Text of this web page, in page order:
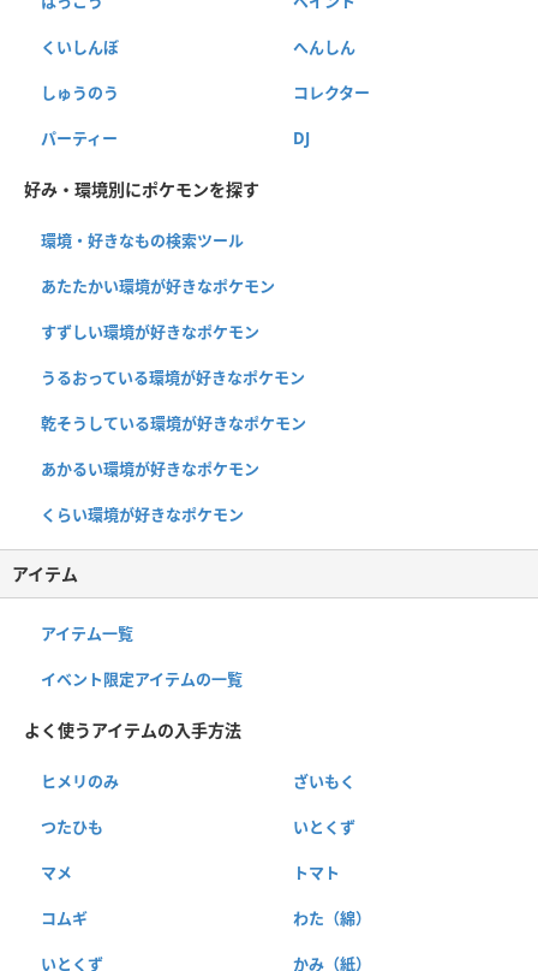
くいしんぼ へんしん
しゅうのう コレクター
パーティー DJ
好み・環境別にポケモンを探す
環境・好きなもの検索ツール
あたたかい環境が好きなポケモン
すずしい環境が好きなポケモン
うるおっている環境が好きなポケモン
乾そうしている環境が好きなポケモン
あかるい環境が好きなポケモン
くらい環境が好きなポケモン
アイテム
アイテム一覧
イベント限定アイテムの一覧
よく使うアイテムの入手方法
ヒメリのみ ざいもく
つたひも いとくず
マメ トマト
コムギ わた（綿）
いとくず かみ（紙）